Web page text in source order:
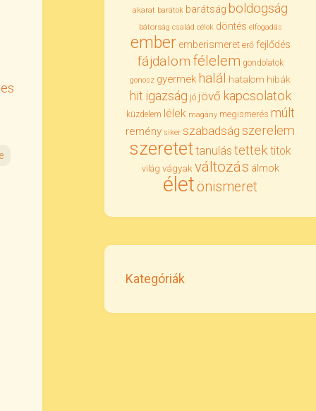
akarat barátok barátság boldogság
bátorság család célok döntés elfogadás
ember emberismeret erő fejlődés
fájdalom félelem gondolatok
gonosz gyermek halál hatalom hibák
hit igazság jó jövő kapcsolatok
küzdelem lélek magány megismerés múlt
remény siker szabadság szerelem
szeretettanulás tettektitok
világ vágyak változás álmok
életönismeret
Kategóriák